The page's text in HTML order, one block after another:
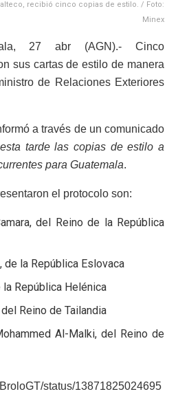
recibió cinco copias de estilo. / Foto:
Minex
27 abr (AGN).- Cinco
sus cartas de estilo de manera
de Relaciones Exteriores
a través de un comunicado
tarde las copias de estilo a
para Guatemala.
el protocolo son:
del Reino de la República
de la República Eslovaca
República Helénica
Reino de Tailandia
Al-Malki, del Reino de
status/13871825024695